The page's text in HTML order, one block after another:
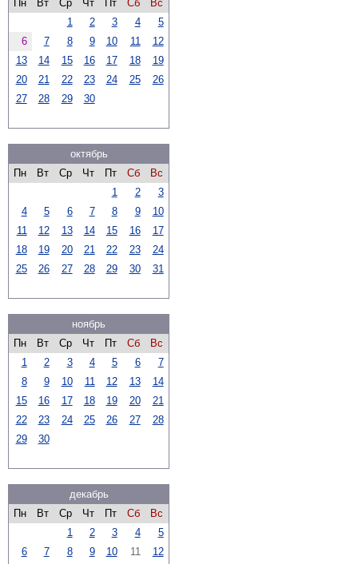
Пн
Вт Ср Чт Пт Сб
Вс
1
2 3 4
5
6
7 8 9 10 11
12
13
14 15 16 17 18
19
20
21 22 23 24 25
26
27
28 29 30
октябрь
Пн
Вт Ср Чт Пт Сб
Вс
1
2
3
4
5 6 7 8 9
10
11
12 13 14 15 16
17
18
19 20 21 22 23
24
25
26 27 28 29 30 31
ноябрь
Пн
Вт Ср Чт Пт Сб
Вс
1
2 3 4 5 6
7
8
9 10 11 12 13
14
15
16 17 18 19 20
21
22
23 24 25 26 27
28
29
30
декабрь
Пн
Вт Ср Чт Пт Сб
Вс
1
2 3 4
5
6
7 8 9 10 11
12